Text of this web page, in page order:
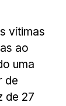
vítimas
ao
uma
de
de 27